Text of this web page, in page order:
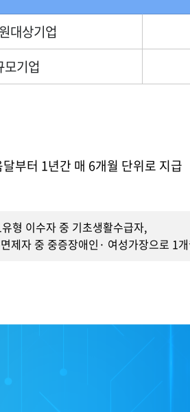
대상기업
모기업
부터 1년간 매 6개월 단위로 지급
형 이수자 중 기초생활수급자,
제자 중 중증장애인· 여성가장으로 1